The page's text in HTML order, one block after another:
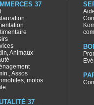
37
Animaux
Assos
motos
37